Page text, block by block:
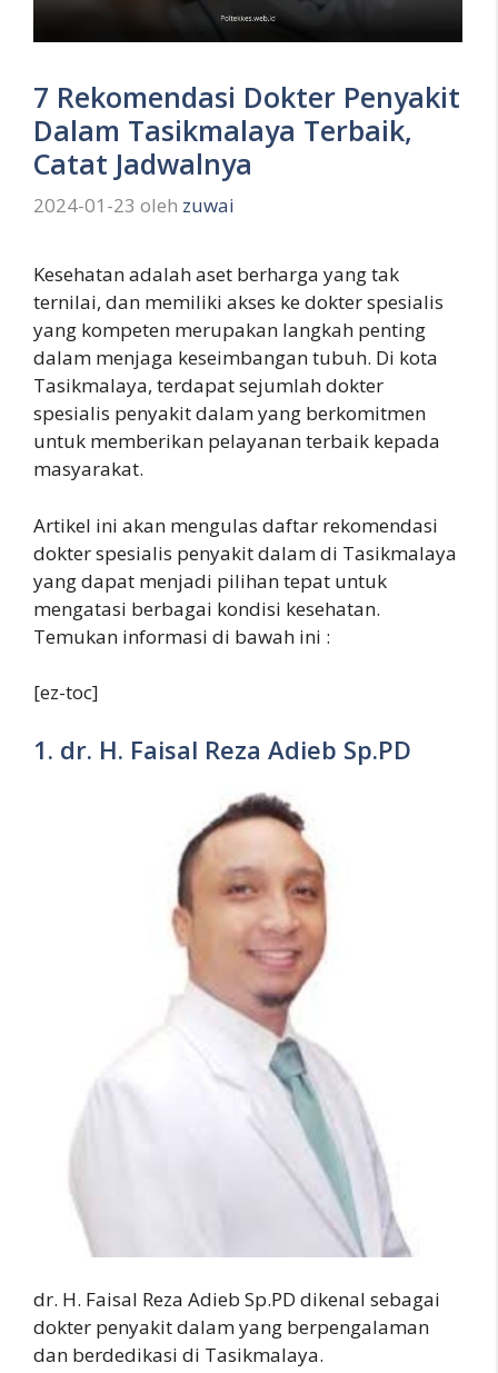
7 Rekomendasi Dokter Penyakit
Dalam Tasikmalaya Terbaik,
Catat Jadwalnya
2024-01-23 oleh zuwai
Kesehatan adalah aset berharga yang tak
ternilai, dan memiliki akses ke dokter spesialis
yang kompeten merupakan langkah penting
dalam menjaga keseimbangan tubuh. Di kota
Tasikmalaya, terdapat sejumlah dokter
spesialis penyakit dalam yang berkomitmen
untuk memberikan pelayanan terbaik kepada
masyarakat.
Artikel ini akan mengulas daftar rekomendasi
dokter spesialis penyakit dalam di Tasikmalaya
yang dapat menjadi pilihan tepat untuk
mengatasi berbagai kondisi kesehatan.
Temukan informasi di bawah ini :
[ez-toc]
1. dr. H. Faisal Reza Adieb Sp.PD
dr. H. Faisal Reza Adieb Sp.PD dikenal sebagai
dokter penyakit dalam yang berpengalaman
dan berdedikasi di Tasikmalaya.